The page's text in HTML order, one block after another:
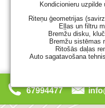
67994477
Kondicionieru uzpilde
Riteņu ģeometrijas
Eļļas un filtru
Bremžu disku,
Bremžu sistēmas
Ritošās daļas
Auto sagatavošana